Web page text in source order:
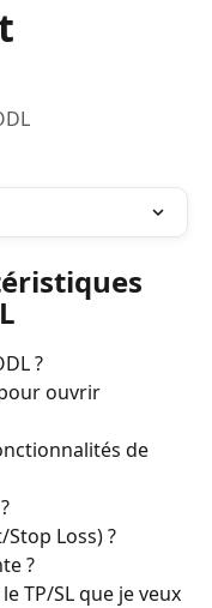
?
ouvrir
de
Loss) ?
?
TP/SL que je veux